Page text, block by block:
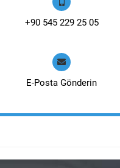
+90 545 229 25 05
E-Posta Gönderin